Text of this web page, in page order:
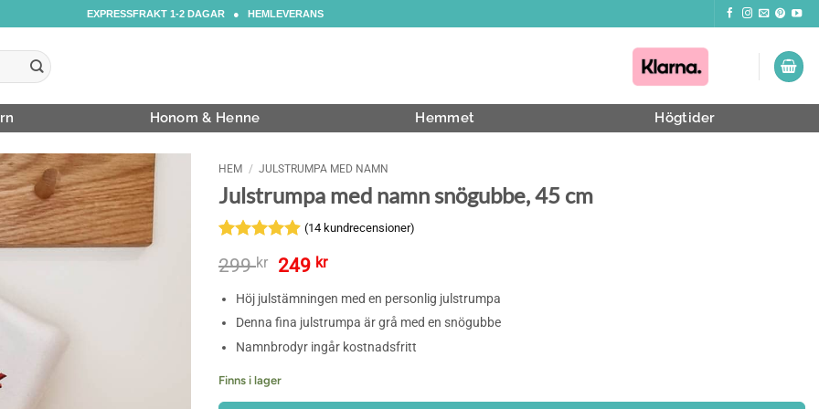
EXPRESSFRAKT 1-2 DAGAR ● HEMLEVERANS
Honom & Henne Hemmet Högtider
HEM / JULSTRUMPA MED NAMN
Julstrumpa med namn snögubbe, 45 cm
4.86av 5
kundrecensioner
(14 kundrecensioner)
299kr
Det
priset
var:
299 kr.
249 krDet
priset
är:
249 kr.
Höj julstämningen med en personlig julstrumpa
Denna fina julstrumpa är grå med en snögubbe
Namnbrodyr ingår kostnadsfritt
Finns i lager